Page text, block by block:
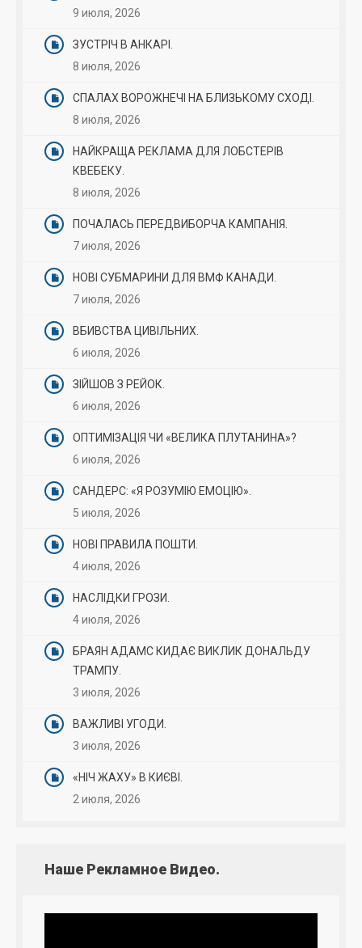
9 июля, 2026
ЗУСТРІЧ В АНКАРІ.
8 июля, 2026
СПАЛАХ ВОРОЖНЕЧІ НА БЛИЗЬКОМУ СХОДІ.
8 июля, 2026
НАЙКРАЩА РЕКЛАМА ДЛЯ ЛОБСТЕРІВ
КВЕБЕКУ.
8 июля, 2026
ПОЧАЛАСЬ ПЕРЕДВИБОРЧА КАМПАНІЯ.
7 июля, 2026
НОВІ СУБМАРИНИ ДЛЯ ВМФ КАНАДИ.
7 июля, 2026
ВБИВСТВА ЦИВІЛЬНИХ.
6 июля, 2026
ЗІЙШОВ З РЕЙОК.
6 июля, 2026
ОПТИМІЗАЦІЯ ЧИ «ВЕЛИКА ПЛУТАНИНА»?
6 июля, 2026
САНДЕРС: «Я РОЗУМІЮ ЕМОЦІЮ».
5 июля, 2026
НОВІ ПРАВИЛА ПОШТИ.
4 июля, 2026
НАСЛІДКИ ГРОЗИ.
4 июля, 2026
БРАЯН АДАМС КИДАЄ ВИКЛИК ДОНАЛЬДУ
ТРАМПУ.
3 июля, 2026
ВАЖЛИВІ УГОДИ.
3 июля, 2026
«НІЧ ЖАХУ» В КИЄВІ.
2 июля, 2026
Наше Рекламное Видео.